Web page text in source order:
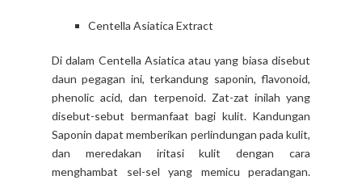
Centella Asiatica Extract
Di dalam Centella Asiatica atau yang biasa disebut
daun pegagan ini, terkandung saponin, flavonoid,
phenolic acid, dan terpenoid. Zat-zat inilah yang
disebut-sebut bermanfaat bagi kulit. Kandungan
Saponin dapat memberikan perlindungan pada kulit,
dan meredakan iritasi kulit dengan cara
menghambat sel-sel yang memicu peradangan.